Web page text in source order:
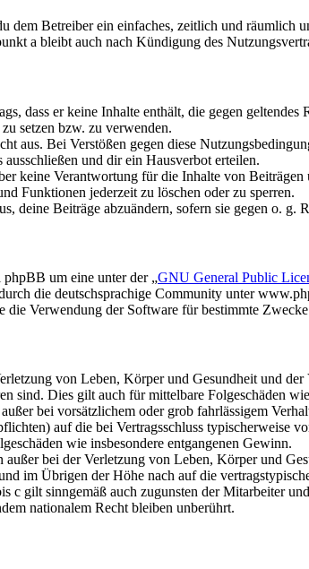
dem Betreiber ein einfaches, zeitlich und räumlich
a bleibt auch nach Kündigung des
dass er keine Inhalte enthält, die gegen
setzen bzw. zu verwenden.
aus. Bei Verstößen gegen diese
und dir ein Hausverbot erteilen.
keine Verantwortung für die Inhalte von
Funktionen jederzeit zu löschen oder zu sperren.
deine Beiträge abzuändern, sofern sie gegen o.
um eine unter der „GNU General Public
die deutschsprachige Community unter
die Verwendung der Software für bestimmte
von Leben, Körper und Gesundheit und
sind. Dies gilt auch für mittelbare Folgeschäden
bei vorsätzlichem oder grob fahrlässigem
auf die bei Vertragsschluss typischerweise
wie insbesondere entgangenen Gewinn.
bei der Verletzung von Leben, Körper und
im Übrigen der Höhe nach auf die
c gilt sinngemäß auch zugunsten der Mitarbeiter
nationalem Recht bleiben unberührt.